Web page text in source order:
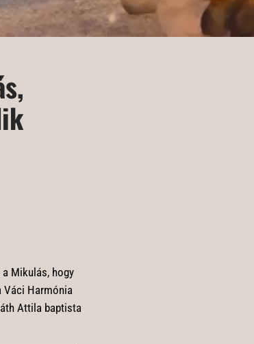
Mikulás, hogy
Váci Harmónia
Attila baptista